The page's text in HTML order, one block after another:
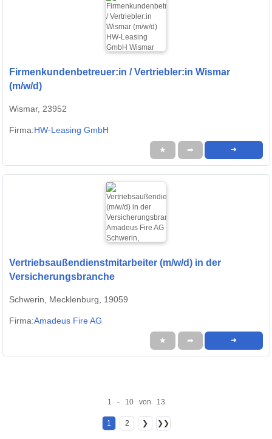
Firmenkundenbetreuer:in / Vertriebler:in Wismar
(m/w/d)
Wismar, 23952
Firma:HW-Leasing GmbH
★ ➦ ➜
Vertriebsaußendienstmitarbeiter (m/w/d) in der
Versicherungsbranche
Schwerin, Mecklenburg, 19059
Firma:Amadeus Fire AG
★ ➦ ➜
1 - 10 von 13
1 2 ❯ ❯❯